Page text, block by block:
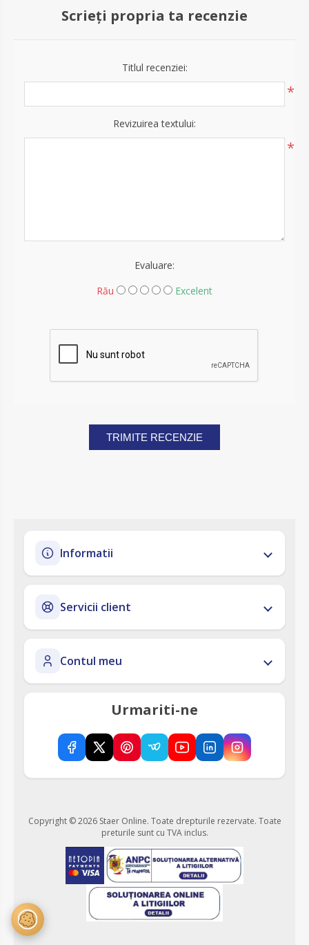
Scrieți propria ta recenzie
Titlul recenziei:
*
Revizuirea textului:
*
Evaluare:
Rău
Excelent
TRIMITE RECENZIE
Informatii
Servicii client
Contul meu
Urmariti-ne
Copyright © 2026 Staer Online. Toate drepturile rezervate. Toate
preturile sunt cu TVA inclus.